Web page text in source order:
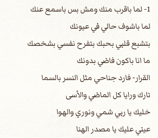
1- لما باقرب منك ومش بس باسمع عنك
لما باشوف حالي في عيونك
بتشبع قلبي بحبك بتفرح نفسي بشخصك
ما انا باكون فاضي بدونك
القرار- فارد جناحي مثل النسر بالسما
تارك ورايا كل الماضي والأسى
خليك يا ربي شمي ونوري والهوا
عيني عليك يا مصدر الهنا